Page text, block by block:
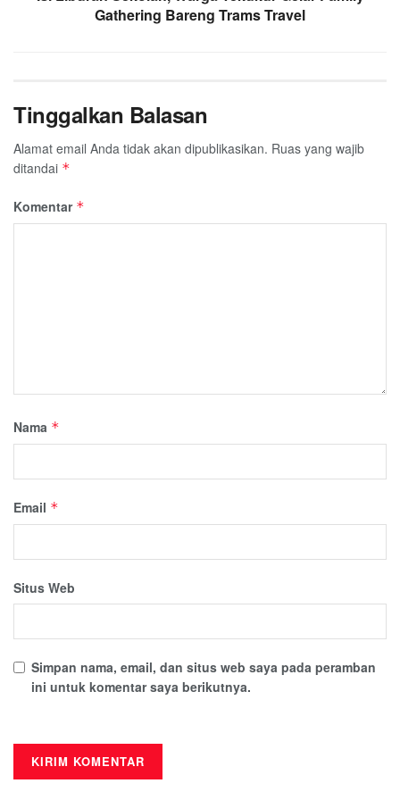
Gathering Bareng Trams Travel
Tinggalkan Balasan
Alamat email Anda tidak akan dipublikasikan. Ruas yang wajib
ditandai *
Komentar *
Nama *
Email *
Situs Web
Simpan nama, email, dan situs web saya pada peramban
ini untuk komentar saya berikutnya.